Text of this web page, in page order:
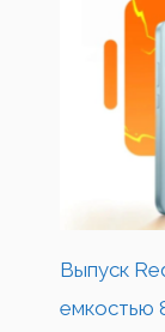
Выпуск
емкостью